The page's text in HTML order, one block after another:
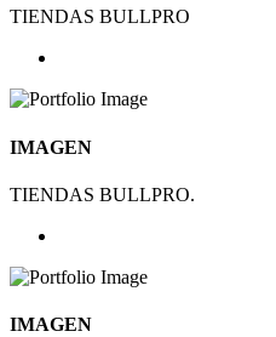
TIENDAS BULLPRO
IMAGEN
TIENDAS BULLPRO.
IMAGEN